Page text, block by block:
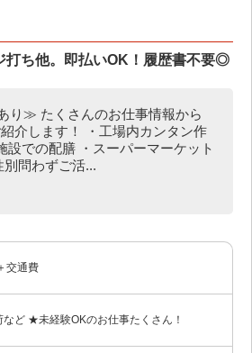
打ち他。即払いOK！履歴書不要◎
り≫ たくさんのお仕事情報から
介します！ ・工場内カンタン作
設での配膳 ・スーパーマーケット
問わずご活...
交通費
ど ★未経験OKのお仕事たくさん！